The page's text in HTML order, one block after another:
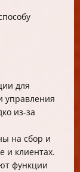
для
управления
из-за
на сбор и
и клиентах.
функции